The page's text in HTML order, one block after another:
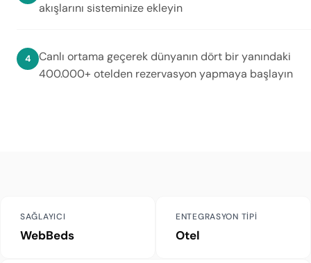
akışlarını sisteminize ekleyin
Canlı ortama geçerek dünyanın dört bir yanındaki
400.000+ otelden rezervasyon yapmaya başlayın
SAĞLAYICI
WebBeds
ENTEGRASYON TIPI
Otel